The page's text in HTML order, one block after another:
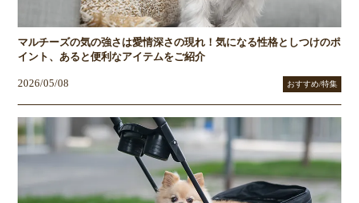
マルチーズの気の強さは愛情深さの現れ！気になる性格としつけのポ
イント、あると便利なアイテムをご紹介
2026/05/08 おすすめ/特集